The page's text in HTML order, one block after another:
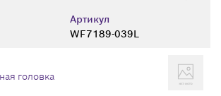
Артикул
WF7189-039L
головка